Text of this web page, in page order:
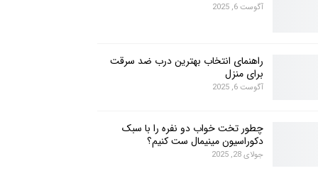
آگوست 6, 2025
راهنمای انتخاب بهترین درب ضد سرقت
برای منزل
آگوست 6, 2025
چطور تخت خواب دو نفره را با سبک
دکوراسیون مینیمال ست کنیم؟
جولای 28, 2025